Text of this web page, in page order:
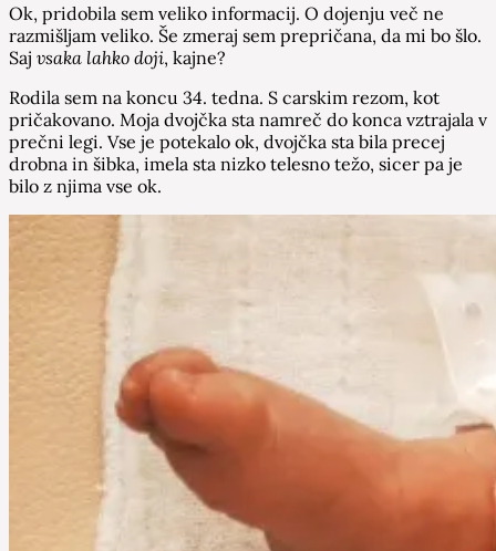
Ok, pridobila sem veliko informacij. O dojenju več ne
razmišljam veliko. Še zmeraj sem prepričana, da mi bo šlo.
Saj vsaka lahko doji, kajne?
Rodila sem na koncu 34. tedna. S carskim rezom, kot
pričakovano. Moja dvojčka sta namreč do konca vztrajala v
prečni legi. Vse je potekalo ok, dvojčka sta bila precej
drobna in šibka, imela sta nizko telesno težo, sicer pa je
bilo z njima vse ok.